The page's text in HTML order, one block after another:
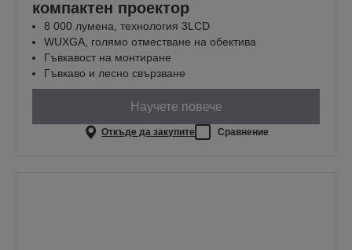
компактен проектор
8 000 лумена, технология 3LCD
WUXGA, голямо отместване на обектива
Гъвкавост на монтиране
Гъвкаво и лесно свързване
Научете повече
Откъде да закупите Сравнение